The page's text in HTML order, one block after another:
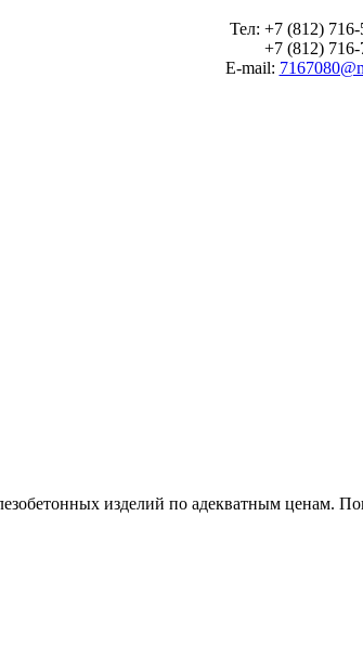
Тел: +7 (812) 716-
+7 (812) 716-
E-mail:
изделий по адекватным ценам.